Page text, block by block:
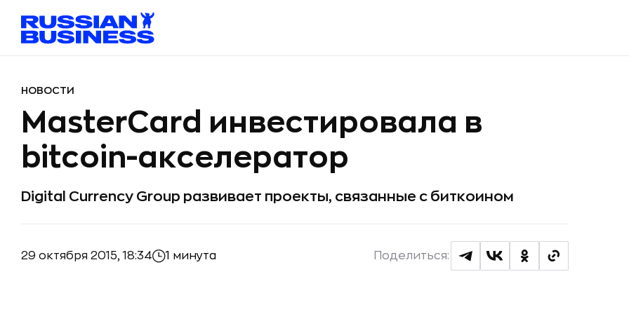
НОВОСТИ
MasterCard инвестировала в
bitcoin-акселератор
Digital Currency Group развивает проекты, связанные с биткоином
29 октября 2015, 18:34 1 минута Поделиться: